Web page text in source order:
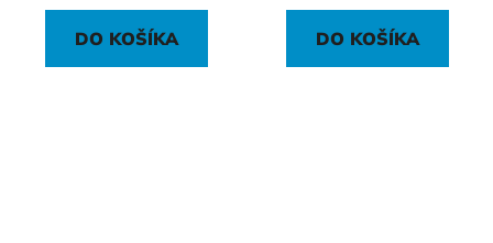
DO KOŠÍKA DO KOŠÍKA